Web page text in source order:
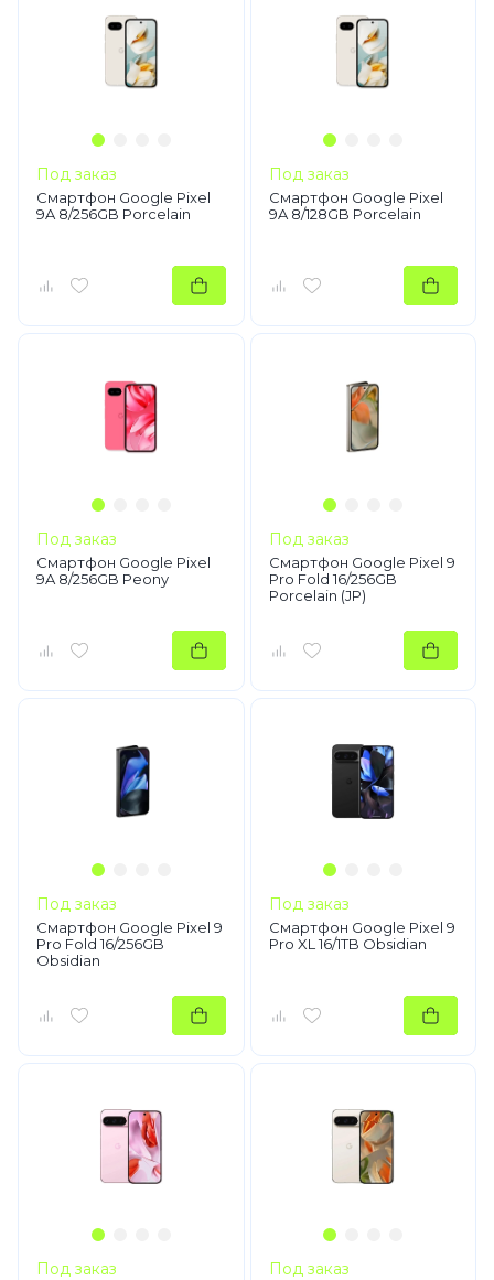
Под заказ
Смартфон Google Pixel
9A 8/256GB Porcelain
Под заказ
Смартфон Google Pixel
9A 8/128GB Porcelain
Под заказ
Смартфон Google Pixel
9A 8/256GB Peony
Под заказ
Смартфон Google Pixel 9
Pro Fold 16/256GB
Porcelain (JP)
Под заказ
Смартфон Google Pixel 9
Pro Fold 16/256GB
Obsidian
Под заказ
Смартфон Google Pixel 9
Pro XL 16/1TB Obsidian
Под заказ Под заказ